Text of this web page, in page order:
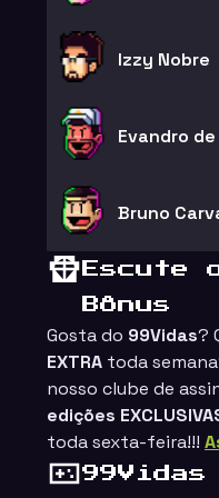
Izzy Nobre
Evandro
Bruno
Escute
Bônus
Gosta do 99Vidas?
EXTRA toda
nosso clube de
edições
toda sexta-feira!!!
99Vidas